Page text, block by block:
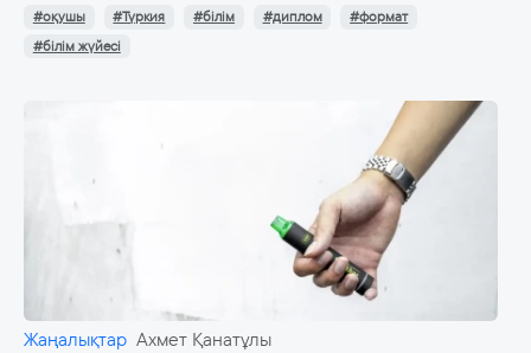
#оқушы #Түркия #білім #диплом
#формат
#білім жүйесі
Жаңалықтар Ахмет Қанатұлы